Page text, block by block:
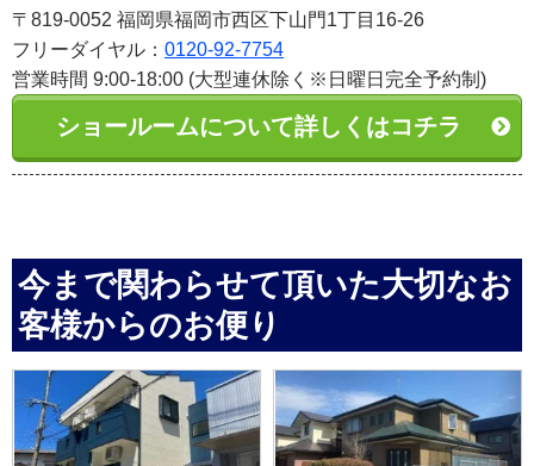
〒819-0052 福岡県福岡市西区下山門1丁目16-26
フリーダイヤル： 0120-92-7754
営業時間 9:00-18:00 (大型連休除く※日曜日完全予約制)
ショールームについて詳しくはコチラ
今まで関わらせて頂いた大切なお
客様からのお便り